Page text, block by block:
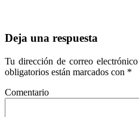
Deja una respuesta
Tu dirección de correo
obligatorios están marcados con *